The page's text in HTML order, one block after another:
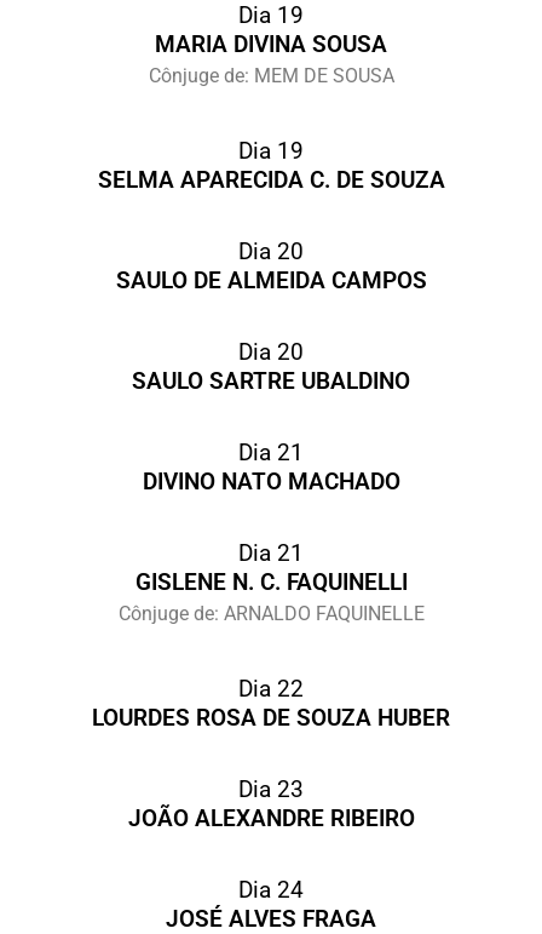
Dia 19
MARIA DIVINA SOUSA
Cônjuge de: MEM DE SOUSA
Dia 19
SELMA APARECIDA C. DE SOUZA
Dia 20
SAULO DE ALMEIDA CAMPOS
Dia 20
SAULO SARTRE UBALDINO
Dia 21
DIVINO NATO MACHADO
Dia 21
GISLENE N. C. FAQUINELLI
Cônjuge de: ARNALDO FAQUINELLE
Dia 22
LOURDES ROSA DE SOUZA HUBER
Dia 23
JOÃO ALEXANDRE RIBEIRO
Dia 24
JOSÉ ALVES FRAGA